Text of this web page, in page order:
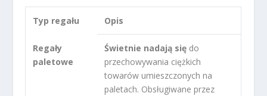
Typ regału Opis
Regały
paletowe
Świetnie nadają się do
przechowywania ciężkich
towarów umieszczonych na
paletach. Obsługiwane przez